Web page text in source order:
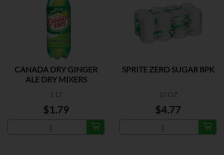
CANADA DRY GINGER
ALE DRY MIXERS
1 LT
$1.79
SPRITE ZERO SUGAR 8PK
10 OZ
$4.77